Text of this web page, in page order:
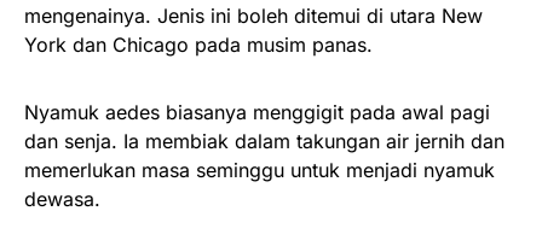
mengenainya. Jenis ini boleh ditemui di utara New
York dan Chicago pada musim panas.
Nyamuk aedes biasanya menggigit pada awal pagi
dan senja. Ia membiak dalam takungan air jernih dan
memerlukan masa seminggu untuk menjadi nyamuk
dewasa.